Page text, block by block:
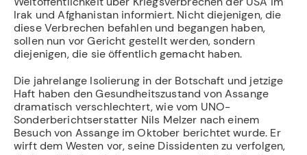
Irak und Afghanistan informiert. Nicht diejenigen, die
diese Verbrechen befahlen und begangen haben,
sollen nun vor Gericht gestellt werden, sondern
diejenigen, die sie öffentlich gemacht haben.
Die jahrelange Isolierung in der Botschaft und jetzige
Haft haben den Gesundheitszustand von Assange
dramatisch verschlechtert, wie vom UNO-
Sonderberichtserstatter Nils Melzer nach einem
Besuch von Assange im Oktober berichtet wurde. Er
wirft dem Westen vor, seine Dissidenten zu verfolgen,